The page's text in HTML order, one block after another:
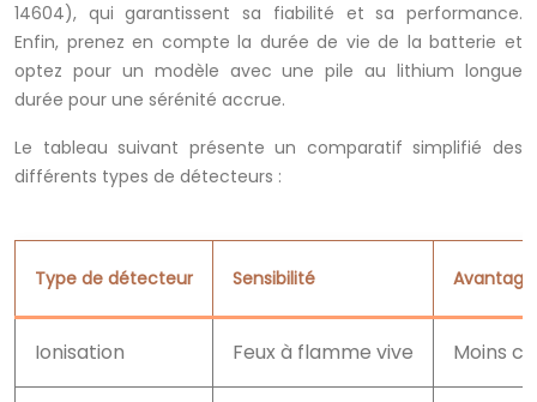
14604), qui garantissent sa fiabilité et sa performance.
Enfin, prenez en compte la durée de vie de la batterie et
optez pour un modèle avec une pile au lithium longue
durée pour une sérénité accrue.
Le tableau suivant présente un comparatif simplifié des
différents types de détecteurs :
Type de détecteur Sensibilité
Ionisation Feux à flamme vive Moins